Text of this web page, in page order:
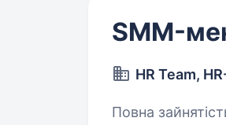
SMM-
HR Team,
Повна зайнятість.